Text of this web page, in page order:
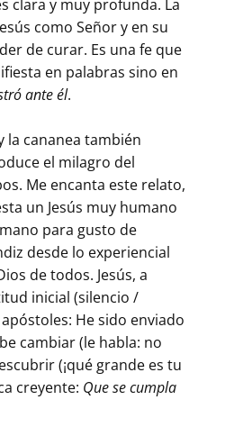
clara y muy profunda. La
como Señor y en su
de curar. Es una fe que
en palabras sino en
ante él.
la cananea también
el milagro del
Me encanta este relato,
un Jesús muy humano
para gusto de
desde lo experiencial
de todos. Jesús, a
inicial (silencio /
He sido enviado
cambiar (le habla: no
(¡qué grande es tu
creyente: Que se cumpla